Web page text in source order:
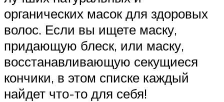
органических масок для здоровых
волос. Если вы ищете маску,
придающую блеск, или маску,
восстанавливающую секущиеся
кончики, в этом списке каждый
найдет что-то для себя!